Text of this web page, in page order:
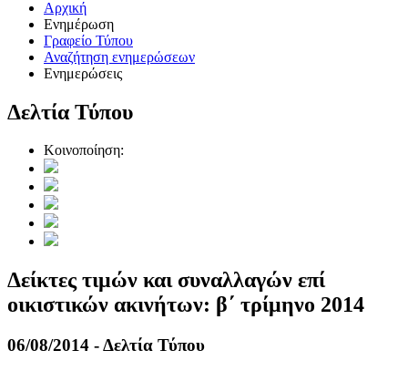
Αρχική
Ενημέρωση
Γραφείο Τύπου
Αναζήτηση ενημερώσεων
Ενημερώσεις
Δελτία Τύπου
Κοινοποίηση:
Δείκτες τιμών και συναλλαγών επί
οικιστικών ακινήτων: β΄ τρίμηνο 2014
06/08/2014 - Δελτία Τύπου